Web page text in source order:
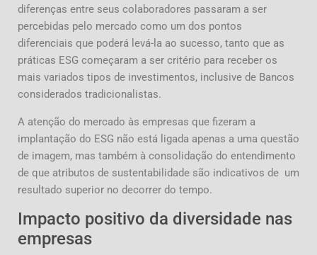
diferenças entre seus colaboradores passaram a ser
percebidas pelo mercado como um dos pontos
diferenciais que poderá levá-la ao sucesso, tanto que as
práticas ESG começaram a ser critério para receber os
mais variados tipos de investimentos, inclusive de Bancos
considerados tradicionalistas.
A atenção do mercado às empresas que fizeram a
implantação do ESG não está ligada apenas a uma questão
de imagem, mas também à consolidação do entendimento
de que atributos de sustentabilidade são indicativos de um
resultado superior no decorrer do tempo.
Impacto positivo da diversidade nas
empresas